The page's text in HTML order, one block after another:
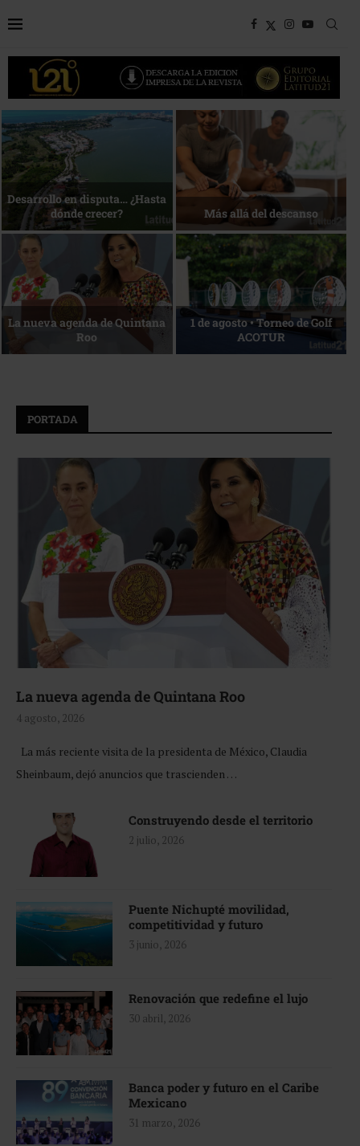
Bottega, un viaje servido a la
mesa
Energía que Impulsa la
competitividad
Reconocimiento de viajeros La esencia del servicio
PORTADA
La nueva agenda de Quintana Roo
4 agosto, 2026
La más reciente visita de la presidenta de México, Claudia
Sheinbaum, dejó anuncios que trascienden …
Construyendo desde el territorio
2 julio, 2026
Puente Nichupté movilidad,
competitividad y futuro
3 junio, 2026
Renovación que redefine el lujo
30 abril, 2026
Banca poder y futuro en el Caribe
Mexicano
31 marzo, 2026